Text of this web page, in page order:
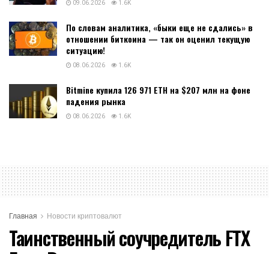
09.06.2026 1.6K
По словам аналитика, «быки еще не сдались» в
отношении биткоина — так он оценил текущую
ситуацию!
08.06.2026 1.6K
Bitmine купила 126 971 ETH на $207 млн на фоне
падения рынка
08.06.2026 1.6K
Главная Новости криптовалют
Таинственный соучредитель FTX